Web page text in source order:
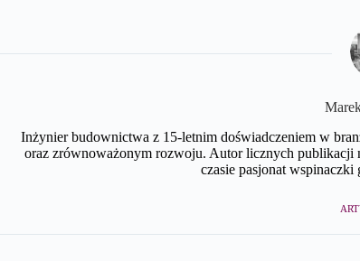
Inżynier budownictwa z 15-letnim doświadczeniem w
oraz zrównoważonym rozwoju. Autor licznych
czasie pasjonat